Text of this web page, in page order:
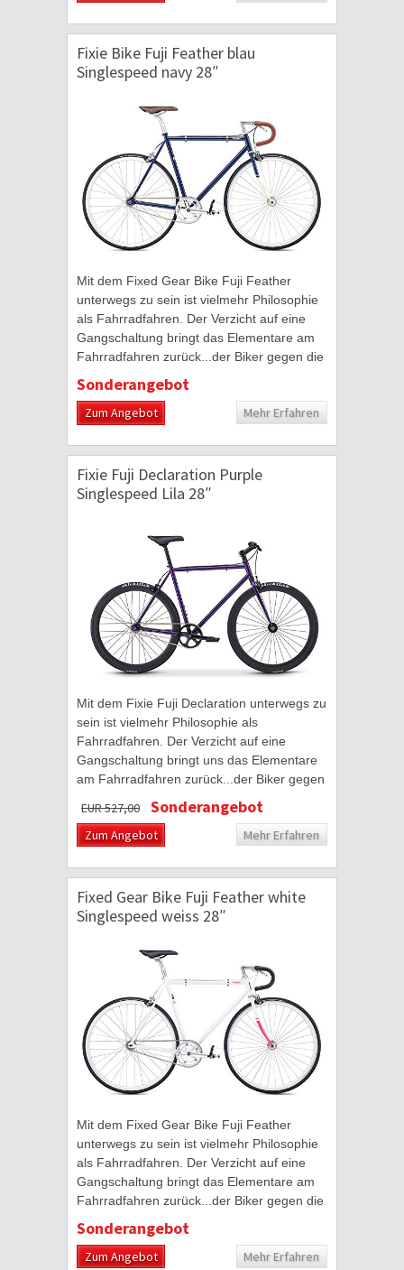
Fixie Bike Fuji Feather blau
Singlespeed navy 28″
Mit dem Fixed Gear Bike Fuji Feather
unterwegs zu sein ist vielmehr Philosophie
als Fahrradfahren. Der Verzicht auf eine
Gangschaltung bringt das Elementare am
Fahrradfahren zurück...der Biker gegen die
Straße. Dafür stehen Fixies der Marke
Fuji...
Sonderangebot
Zum Angebot Mehr Erfahren
Fixie Fuji Declaration Purple
Singlespeed Lila 28″
Mit dem Fixie Fuji Declaration unterwegs zu
sein ist vielmehr Philosophie als
Fahrradfahren. Der Verzicht auf eine
Gangschaltung bringt uns das Elementare
am Fahrradfahren zurück...der Biker gegen
Fuji...
EUR 527,00 Sonderangebot
Zum Angebot Mehr Erfahren
Fixed Gear Bike Fuji Feather white
Singlespeed weiss 28″
Mit dem Fixed Gear Bike Fuji Feather
unterwegs zu sein ist vielmehr Philosophie
als Fahrradfahren. Der Verzicht auf eine
Gangschaltung bringt das Elementare am
Fahrradfahren zurück...der Biker gegen die
Fuji...
Sonderangebot
Zum Angebot Mehr Erfahren